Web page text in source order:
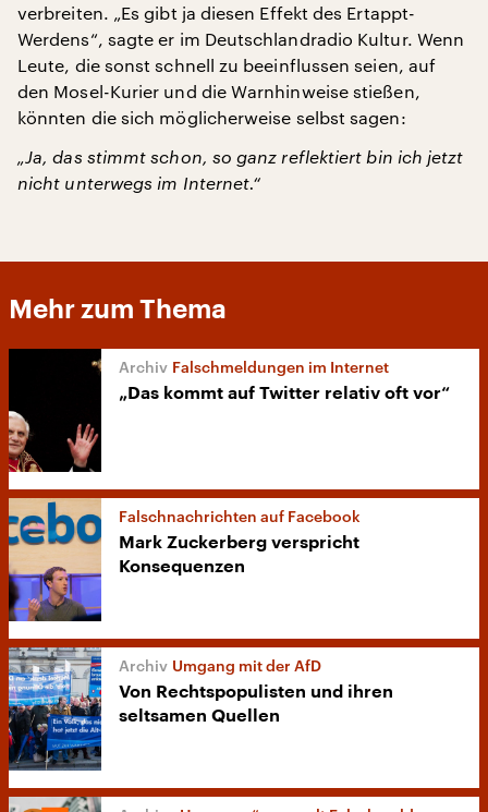
verbreiten. „Es gibt ja diesen Effekt des Ertappt-
Werdens“, sagte er im Deutschlandradio Kultur. Wenn
Leute, die sonst schnell zu beeinflussen seien, auf
den Mosel-Kurier und die Warnhinweise stießen,
könnten die sich möglicherweise selbst sagen:
„Ja, das stimmt schon, so ganz reflektiert bin ich jetzt
nicht unterwegs im Internet.“
Mehr zum Thema
Falschmeldungen im Internet
„Das kommt auf Twitter relativ oft vor“
Falschnachrichten auf Facebook
Mark Zuckerberg verspricht
Konsequenzen
Umgang mit der AfD
Von Rechtspopulisten und ihren
seltsamen Quellen